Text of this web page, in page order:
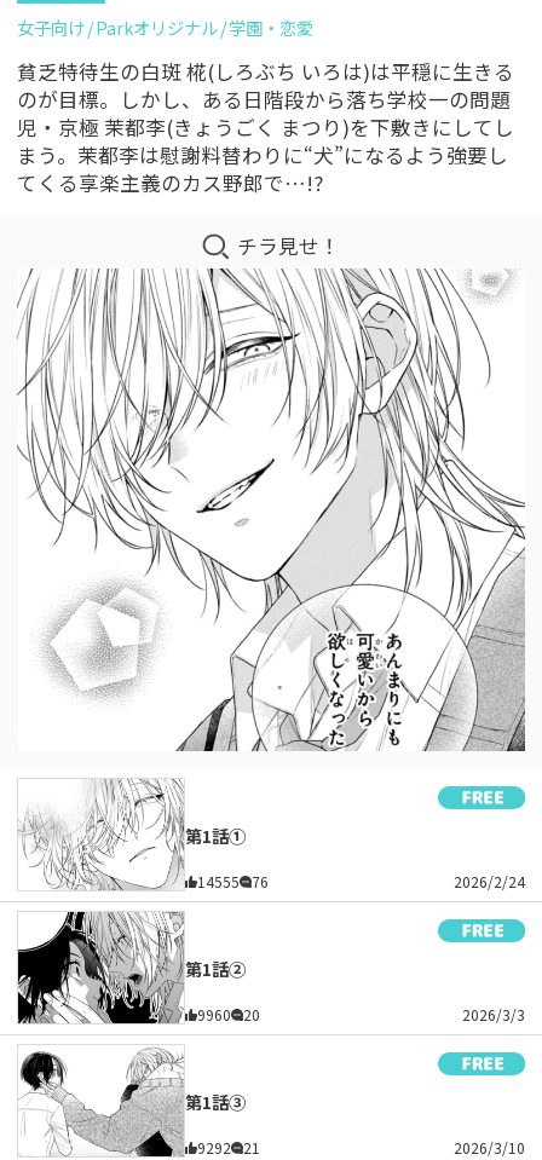
女子向け Parkオリジナル 学園・恋愛
貧乏特待生の白斑 椛(しろぶち いろは)は平穏に生きる
のが目標。しかし、ある日階段から落ち学校一の問題
児・京極 茉都李(きょうごく まつり)を下敷きにしてし
まう。茉都李は慰謝料替わりに“犬”になるよう強要し
てくる享楽主義のカス野郎で…!?
チラ見せ！
第1話①
14555 76 2026/2/24
第1話②
9960 20 2026/3/3
第1話③
9292 21 2026/3/10